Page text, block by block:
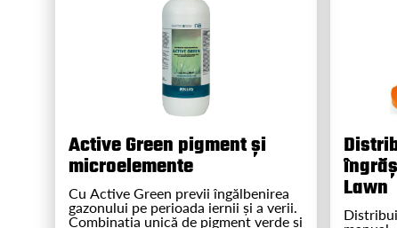
Active Green pigment și
microelemente
Cu Active Green previi îngălbenirea
gazonului pe perioada iernii și a verii.
Combinația unică de pigment verde și
Lawn